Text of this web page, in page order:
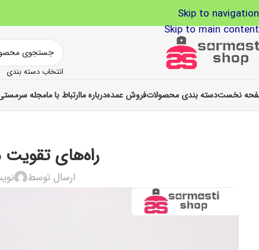
Skip to navigation
Skip to main content
انتخاب دسته بندی
نخستدسته بندی محصولاتفروش عمدهدرباره ماارتباط با مامجله
راه‌های
ارسال توسط